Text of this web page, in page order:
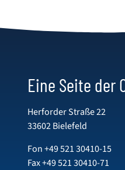
Eine Seite der
Herforder Straße 22
33602 Bielefeld
Fon+49 521 30410-15
Fax +49 521 30410-71